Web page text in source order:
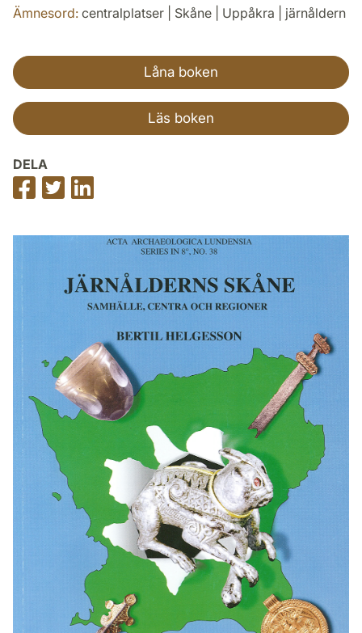
Ämnesord: centralplatser | Skåne | Uppåkra | järnåldern
Låna boken
Läs boken
DELA
Dela
på
Dela
på
på